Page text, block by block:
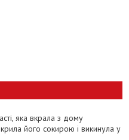
яка вкрала з дому
його сокирою і викинула у